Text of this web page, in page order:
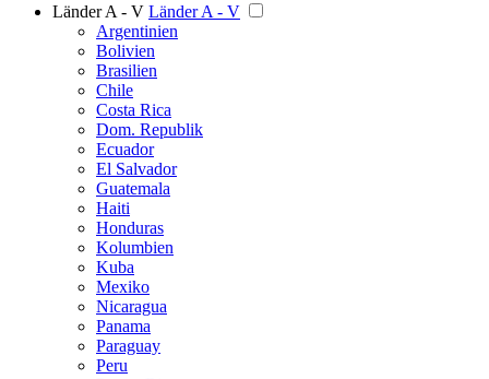
Länder A - V Länder A - V
Argentinien
Bolivien
Brasilien
Chile
Costa Rica
Dom. Republik
Ecuador
El Salvador
Guatemala
Haiti
Honduras
Kolumbien
Kuba
Mexiko
Nicaragua
Panama
Paraguay
Peru